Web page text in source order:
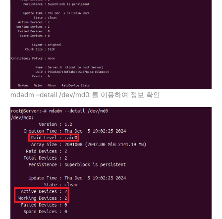
mdadm –detail /dev/md0 를 이용하여 정보 확인